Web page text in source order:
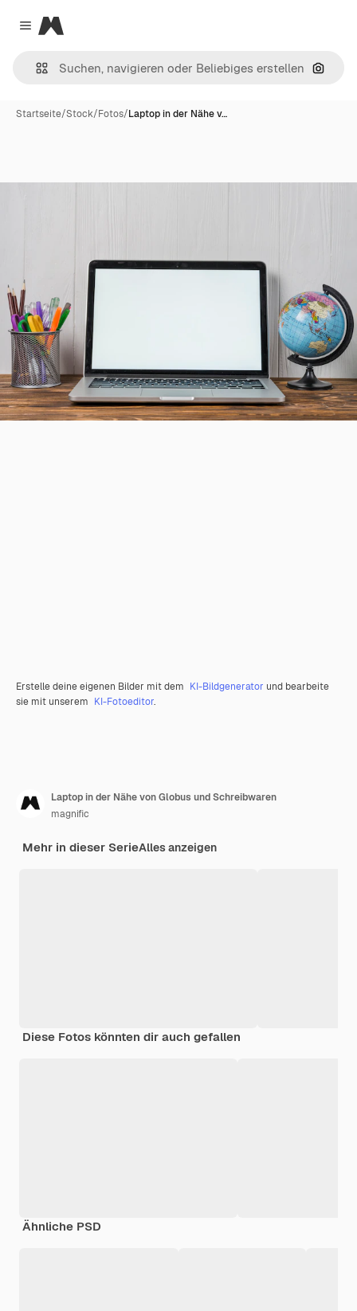
Close menu
Magnific
Nach
Startseite/Stock/Fotos/Laptop in der Nähe v…
Erstelle deine eigenen Bilder mit dem KI-Bildgenerator und bearbeite
sie mit unserem KI-Fotoeditor.
Laptop in der Nähe von Globus und Schreibwaren
magnific
Mehr in dieser SerieAlles anzeigen
Diese Fotos könnten dir auch gefallen
Ähnliche PSD